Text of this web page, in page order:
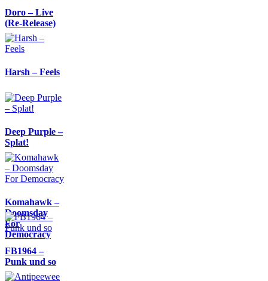
Doro – Live
(Re-Release)
Harsh – Feels
Deep Purple –
Splat!
Komahawk –
Doomsday
For
Democracy
FB1964 –
Punk und so